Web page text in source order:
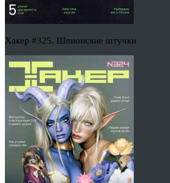
Хакер #325. Шпионские штучки